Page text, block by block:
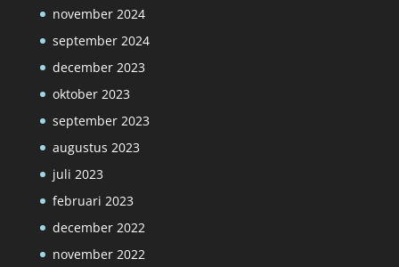
november 2024
september 2024
december 2023
oktober 2023
september 2023
augustus 2023
juli 2023
februari 2023
december 2022
november 2022